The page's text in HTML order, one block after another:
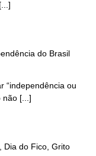
do Brasil
“independência ou
não [...]
Dia do Fico, Grito